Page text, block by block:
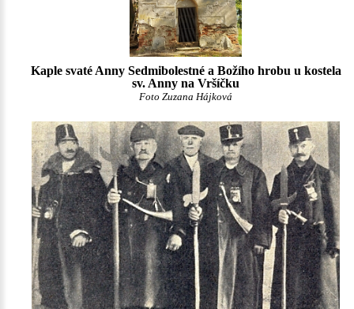
Kaple svaté Anny Sedmibolestné a Božího hrobu u kostela
sv. Anny na Vršíčku
Foto Zuzana Hájková